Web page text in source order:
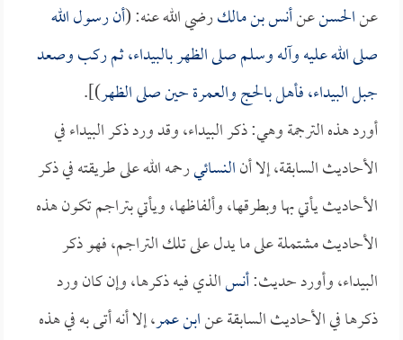
عنالحسنعنأنس بن مالكرضي الله عنه: (أن رسول الله
صلى الله عليه وآله وسلم صلى الظهر بالبيداء، ثم ركب وصعد
جبل البيداء، فأهل بالحج والعمرة حين صلى الظهر)].
أورد هذه الترجمة وهي: ذكر البيداء، وقد ورد ذكر البيداء في
الأحاديث السابقة، إلا أنالنسائيرحمه الله على طريقته في ذكر
الأحاديث يأتي بها وبطرقها، وألفاظها، ويأتي بتراجم تكون هذه
الأحاديث مشتملة على ما يدل على تلك التراجم، فهو ذكر
البيداء، وأورد حديث:أنسالذي فيه ذكرها، وإن كان ورد
ذكرها في الأحاديث السابقة عنابن عمر، إلا أنه أتى به في هذه